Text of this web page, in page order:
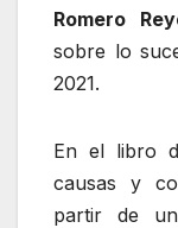
Romero
sobre lo
2021.
En el libro
causas y
partir de